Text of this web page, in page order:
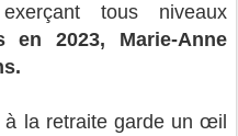
tous niveaux
en 2023, Marie-Anne
à la retraite garde un œil